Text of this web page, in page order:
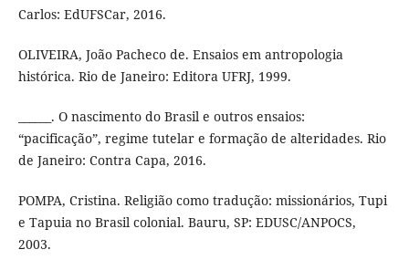
Carlos: EdUFSCar, 2016.
OLIVEIRA, João Pacheco de. Ensaios em antropologia
histórica. Rio de Janeiro: Editora UFRJ, 1999.
______. O nascimento do Brasil e outros ensaios:
“pacificação”, regime tutelar e formação de alteridades. Rio
de Janeiro: Contra Capa, 2016.
POMPA, Cristina. Religião como tradução: missionários, Tupi
e Tapuia no Brasil colonial. Bauru, SP: EDUSC/ANPOCS,
2003.